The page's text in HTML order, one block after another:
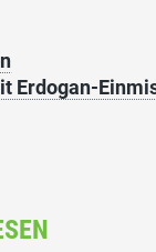
Erdogan-